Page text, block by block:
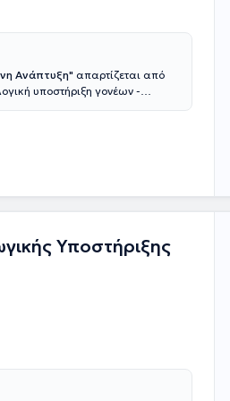
Ανάπτυξη" απαρτίζεται από
υποστήριξη γονέων -
Υποστήριξης